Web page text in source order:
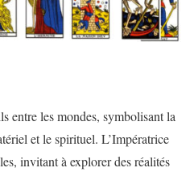
entre les mondes, symbolisant la
et le spirituel. L’Impératrice
invitant à explorer des réalités